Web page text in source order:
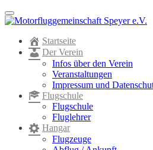
Menu
Startseite
Der Verein
Infos über den Verein
Veranstaltungen
Impressum und
Flugschule
Flugschule
Fluglehrer
Hangar
Flugzeuge